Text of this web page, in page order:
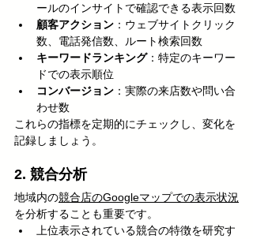
ールのインサイトで確認できる表示回数
顧客アクション ：ウェブサイトクリック
数、電話発信数、ルート検索回数
キーワードランキング：特定のキーワー
ドでの表示順位
コンバージョン ：実際の来店数や問い合
わせ数
これらの指標を定期的にチェックし、変化を
記録しましょう。
2. 競合分析
地域内の競合店のGoogleマップでの表示状況
を分析することも重要です。
上位表示されている競合の特徴を研究す